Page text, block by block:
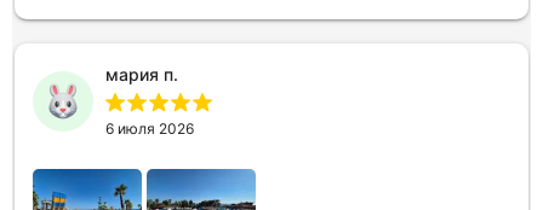
мария п.
6 июля 2026